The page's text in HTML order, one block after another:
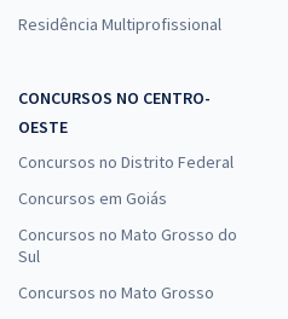
Residência Multiprofissional
CONCURSOS NO CENTRO-
OESTE
Concursos no Distrito Federal
Concursos em Goiás
Concursos no Mato Grosso do
Sul
Concursos no Mato Grosso